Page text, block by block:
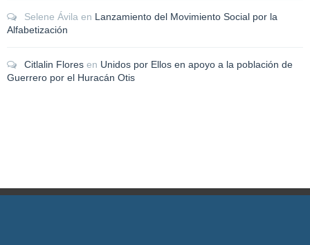
Selene Ávila en Lanzamiento del Movimiento Social por la
Alfabetización
Citlalin Flores en Unidos por Ellos en apoyo a la población de
Guerrero por el Huracán Otis